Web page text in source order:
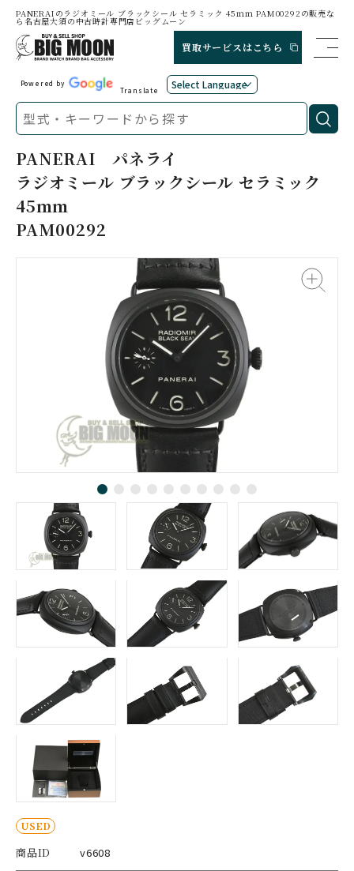
PANERAIのラジオミール ブラックシール セラミック 45ｍｍ PAM00292の販売な
ら名古屋大須の中古時計専門店ビッグムーン
買取サービスはこちら
Powered by
Translate
PANERAIパネライ
ラジオミール ブラックシール セラミック
45ｍｍ
PAM00292
USED
商品ID v6608